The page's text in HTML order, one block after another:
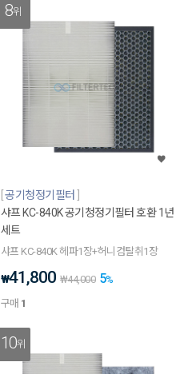
8위
공기청정기필터
샤프 KC-840K 공기청정기필터 호환 1년
세트
샤프 KC-840K 헤파1장+허니컴탈취1장
₩41,800 ₩44,000 5%
구매 1
10위